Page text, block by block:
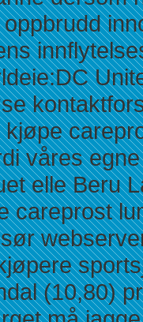
våres
elle Beru
careprost
(10,80)